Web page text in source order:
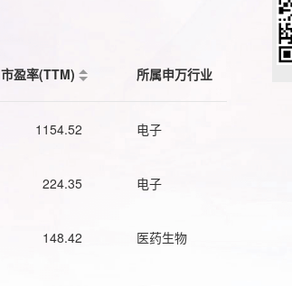
市盈率(TTM) 所属申万行业
1154.52 电子
224.35 电子
148.42 医药生物